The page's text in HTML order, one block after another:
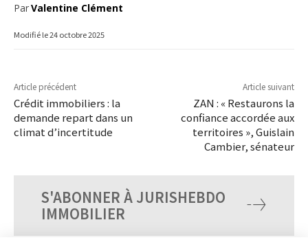
ParValentine Clément
Modifié le24 octobre 2025
Article précédent
Crédit immobiliers : la
demande repart dans un
climat d’incertitude
Article suivant
ZAN : « Restaurons la
confiance accordée aux
territoires », Guislain
Cambier, sénateur
S'ABONNER À JURISHEBDO
IMMOBILIER